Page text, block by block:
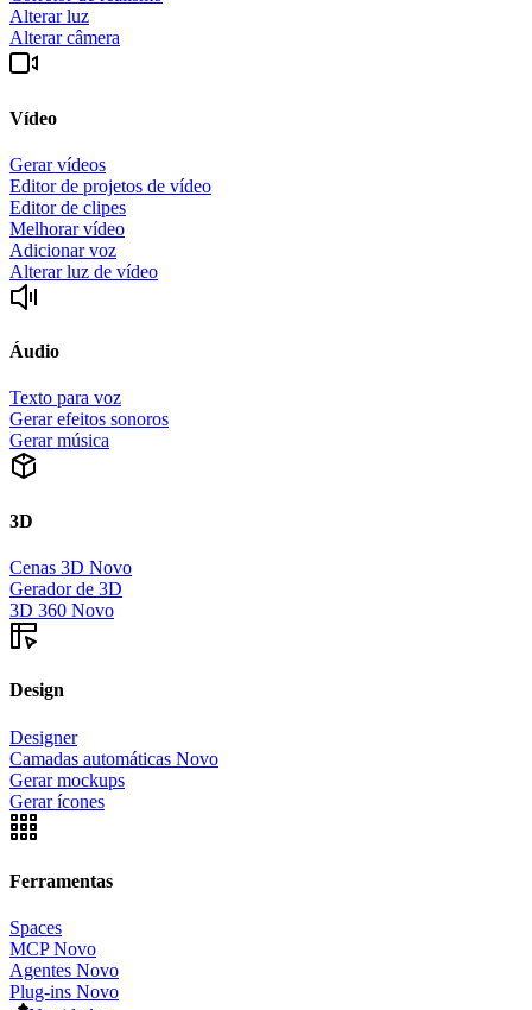
Alterar luz
Alterar câmera
Vídeo
Gerar vídeos
Editor de projetos de vídeo
Editor de clipes
Melhorar vídeo
Adicionar voz
Alterar luz de vídeo
Áudio
Texto para voz
Gerar efeitos sonoros
Gerar música
3D
Cenas 3D Novo
Gerador de 3D
3D 360 Novo
Design
Designer
Camadas automáticas Novo
Gerar mockups
Gerar ícones
Ferramentas
Spaces
MCP Novo
Agentes Novo
Plug-ins Novo